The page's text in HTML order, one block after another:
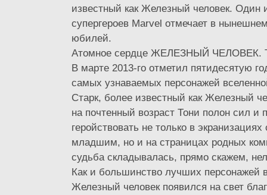
известный как Железный человек. Один
супергероев Marvel отмечает в
юбилей.
Атомное сердце ЖЕЛЕЗНЫЙ ЧЕЛОВЕК.
В марте 2013-го отметил пятидесятую
самых узнаваемых персонажей
Старк, более известный как Железный
на почтенный возраст Тони полон сил и
геройствовать не только в
младшим, но и на страницах родных
судьба складывалась, прямо скажем,
Как и большинство лучших персонажей
Железный человек появился на свет